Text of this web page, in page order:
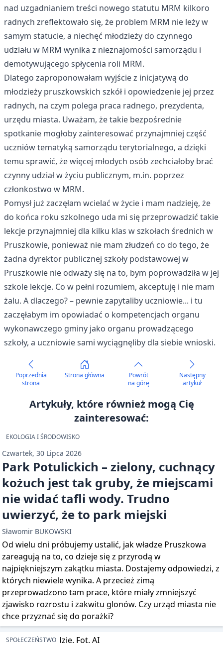
nad uzgadnianiem treści nowego statutu MRM kilkoro
radnych zreflektowało się, że problem MRM nie leży w
samym statucie, a niechęć młodzieży do czynnego
udziału w MRM wynika z nieznajomości samorządu i
demotywującego spłycenia roli MRM.
Dlatego zaproponowałam wyjście z inicjatywą do
młodzieży pruszkowskich szkół i opowiedzenie jej przez
radnych, na czym polega praca radnego, prezydenta,
urzędu miasta. Uważam, że takie bezpośrednie
spotkanie mogłoby zainteresować przynajmniej część
uczniów tematyką samorządu terytorialnego, a dzięki
temu sprawić, że więcej młodych osób zechciałoby brać
czynny udział w życiu publicznym, m.in. poprzez
członkostwo w MRM.
Pomysł już zaczęłam wcielać w życie i mam nadzieję, że
do końca roku szkolnego uda mi się przeprowadzić takie
lekcje przynajmniej dla kilku klas w szkołach średnich w
Pruszkowie, ponieważ nie mam złudzeń co do tego, że
żadna dyrektor publicznej szkoły podstawowej w
Pruszkowie nie odważy się na to, bym poprowadziła w jej
szkole lekcje. Co w pełni rozumiem, akceptuję i nie mam
żalu. A dlaczego? – pewnie zapytaliby uczniowie... i tu
zaczęłabym im opowiadać o kompetencjach organu
wykonawczego gminy jako organu prowadzącego
szkoły, a uczniowie sami wyciągnęliby dla siebie wnioski.
Poprzednia
strona
Strona główna
Powrót
na górę
Następny
artykuł
Artykuły, które również mogą Cię
zainteresować:
EKOLOGIA I ŚRODOWISKO
Czwartek, 30 Lipca 2026
Park Potulickich – zielony, cuchnący
kożuch jest tak gruby, że miejscami
nie widać tafli wody. Trudno
uwierzyć, że to park miejski
Sławomir BUKOWSKI
Od wielu dni próbujemy ustalić, jak władze Pruszkowa
zareagują na to, co dzieje się z przyrodą w
najpiękniejszym zakątku miasta. Dostajemy odpowiedzi, z
których niewiele wynika. A przecież zimą
przeprowadzono tam prace, które miały zmniejszyć
zjawisko rozrostu i zakwitu glonów. Czy urząd miasta nie
chce przyznać się do porażki?
SPOŁECZEŃSTWO